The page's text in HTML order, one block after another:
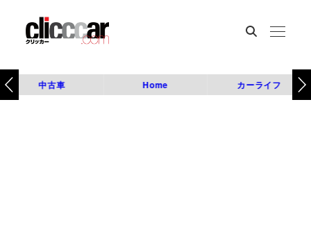
中古車 Home カーライフ